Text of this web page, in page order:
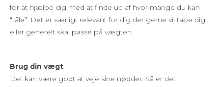
for at hjælpe dig med at finde ud af hvor mange du kan
“tåle”. Det er særligt relevant for dig der gerne vil tabe dig,
eller generelt skal passe på vægten.
Brug din vægt
Det kan være godt at veje sine nødder. Så er det